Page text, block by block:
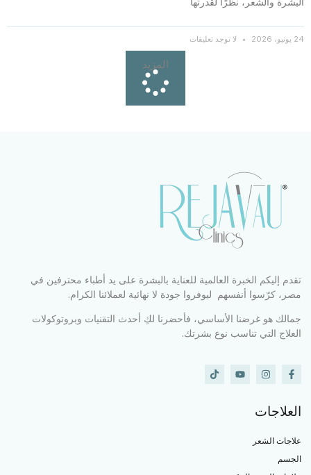
24 يونيو، 2026 لا توجد تعليقات
المزيد
تقدم إليكم الخبرة العالمية للعناية بالبشرة على يد أطباء محترفين في
مصر، كرّسوا أنفسهم ليوفروا جودة لا نهائية لعملائنا الكرام.
جمالك هو غرضنا الأساسي، فأحضرنا لكِ أحدث التقنيات وبروتوكولات
العلاج التي تناسب نوع بشرتك.
العلاجات
علاجات الشعر
الجسم